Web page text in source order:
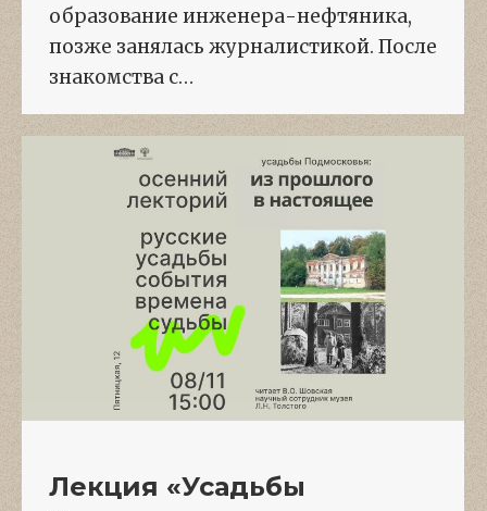
образование инженера-нефтяника,
позже занялась журналистикой. После
знакомства с…
Лекция «Усадьбы